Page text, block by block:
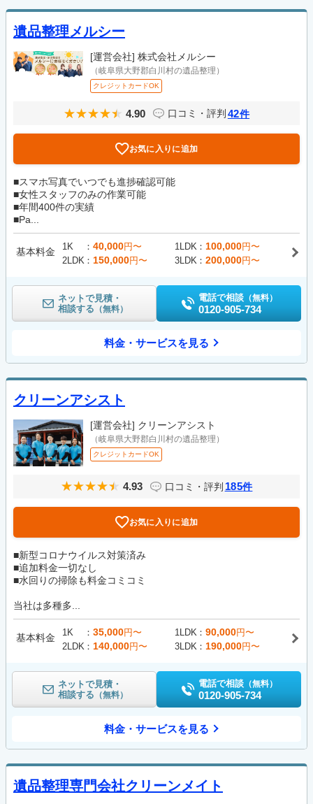
遺品整理メルシー
[運営会社] 株式会社メルシー
（岐阜県大野郡白川村の遺品整理）
クレジットカードOK
4.90 口コミ・評判 42件
お気に入りに追加
■スマホ写真でいつでも進捗確認可能
■女性スタッフのみの作業可能
■年間400件の実績
■Pa...
基本料金 1K 40,000円〜 1LDK 100,000円〜
2LDK
150,000円〜 3LDK 200,000円〜
ネットで見積・
相談する （無料）
電話で相談 （無料）
0120-905-734
料金・サービスを見る
クリーンアシスト
[運営会社] クリーンアシスト
（岐阜県大野郡白川村の遺品整理）
クレジットカードOK
4.93 口コミ・評判 185件
お気に入りに追加
■新型コロナウイルス対策済み
■追加料金一切なし
■水回りの掃除も料金コミコミ
当社は多種多...
基本料金 1K 35,000円〜 1LDK 90,000円〜
2LDK
140,000円〜 3LDK 190,000円〜
ネットで見積・
相談する （無料）
電話で相談 （無料）
0120-905-734
料金・サービスを見る
遺品整理専門会社クリーンメイト